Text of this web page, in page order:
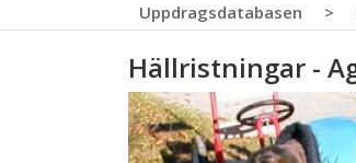
Uppdragsdatabasen >
Hällristningar -